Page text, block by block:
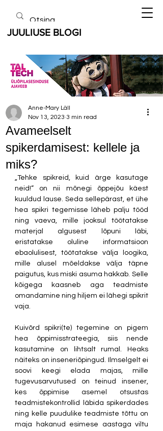
JUULIUSE BLOGI
Avameelselt
spikerdamisest: kellele ja
miks?
Anne-Mary Läll
Nov 13, 2023 3 min read
„Tehke spikreid, kuid ärge kasutage
neid!“ on nii mõnegi õppejõu käest
kuuldud lause. Seda sellepärast, et ühe
hea spikri tegemisse läheb palju tööd
ning vaeva, mille jooksul töötatakse
materjal algusest lõpuni läbi,
eristatakse oluline informatsioon
ebaolulisest, töötatakse välja loogika,
mille alusel mõeldakse välja täpne
paigutus, kus miski asuma hakkab. Selle
kõigega kaasneb aga teadmiste
omandamine ning hiljem ei lähegi spikrit
vaja.
Kuivõrd spikri(te) tegemine on pigem
hea õppimisstrateegia, siis nende
kasutamine on lihtsalt rumal. Heaks
näiteks on inseneriõpingud. Ilmselgelt ei
soovi keegi elada majas, mille
tugevusarvutused on teinud insener,
kes õppimise asemel otsustas
teadmistekontrollid läbida spikerdades
ning kelle puudulike teadmiste tõttu on
maja hakanud esimese aastaga viltu